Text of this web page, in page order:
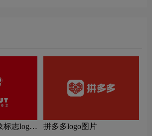
标志logo
拼多多logo图片